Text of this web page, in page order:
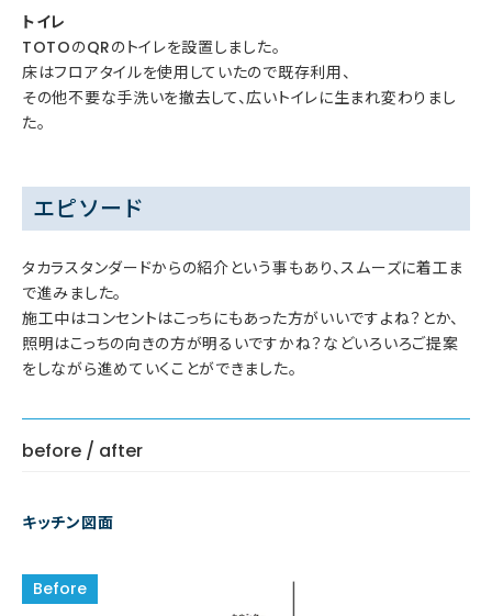
トイレ
TOTOのQRのトイレを設置しました。
床はフロアタイルを使用していたので既存利用、
その他不要な手洗いを撤去して、広いトイレに生まれ変わりまし
た。
エピソード
タカラスタンダードからの紹介という事もあり、スムーズに着工ま
で進みました。
施工中はコンセントはこっちにもあった方がいいですよね？とか、
照明はこっちの向きの方が明るいですかね？などいろいろご提案
をしながら進めていくことができました。
before / after
キッチン図面